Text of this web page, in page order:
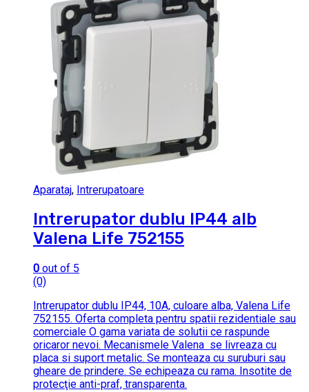
Aparataj, Intrerupatoare
Intrerupator dublu IP44 alb
Valena Life 752155
0 out of 5
(0)
Intrerupator dublu IP44, 10A, culoare alba, Valena Life
752155. Oferta completa pentru spatii rezidentiale sau
comerciale O gama variata de solutii ce raspunde
oricaror nevoi. Mecanismele Valena se livreaza cu
placa si suport metalic. Se monteaza cu suruburi sau
gheare de prindere. Se echipeaza cu rama. Insotite de
protecţie anti-praf, transparenta.